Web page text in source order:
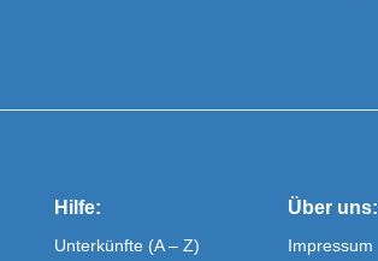
Hilfe:
Unterkünfte (A – Z)
Über uns:
Impressum